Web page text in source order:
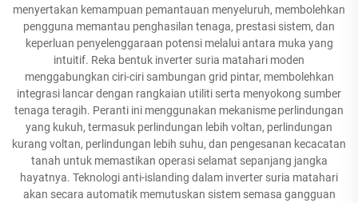
menyertakan kemampuan pemantauan menyeluruh, membolehkan
pengguna memantau penghasilan tenaga, prestasi sistem, dan
keperluan penyelenggaraan potensi melalui antara muka yang
intuitif. Reka bentuk inverter suria matahari moden
menggabungkan ciri-ciri sambungan grid pintar, membolehkan
integrasi lancar dengan rangkaian utiliti serta menyokong sumber
tenaga teragih. Peranti ini menggunakan mekanisme perlindungan
yang kukuh, termasuk perlindungan lebih voltan, perlindungan
kurang voltan, perlindungan lebih suhu, dan pengesanan kecacatan
tanah untuk memastikan operasi selamat sepanjang jangka
hayatnya. Teknologi anti-islanding dalam inverter suria matahari
akan secara automatik memutuskan sistem semasa gangguan